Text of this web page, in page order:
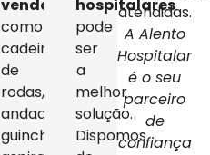
venda
como
cadeiras
de
rodas,
andadores,
guinchos,
hospitalares
pode
ser
a
melhor
solução.
Dispomos
atendidas.
A Alento
Hospitalar
é o seu
parceiro
de
confiança